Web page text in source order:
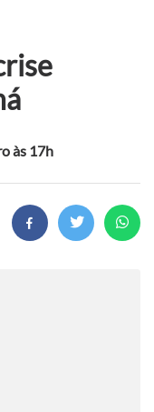
às 17h